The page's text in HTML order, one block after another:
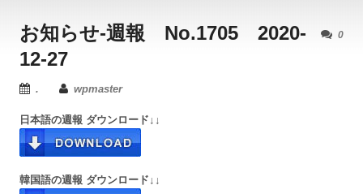
0
お知らせ-週報 No.1705 2020-
12-27
. wpmaster
日本語の週報 ダウンロード↓↓
韓国語の週報 ダウンロード↓↓